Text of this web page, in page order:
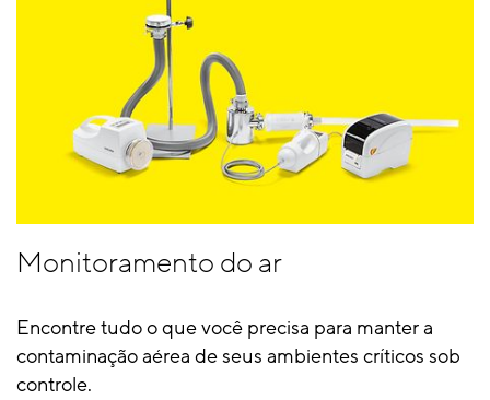
Monitoramento do ar
Encontre tudo o que você precisa para manter a
contaminação aérea de seus ambientes críticos sob
controle.